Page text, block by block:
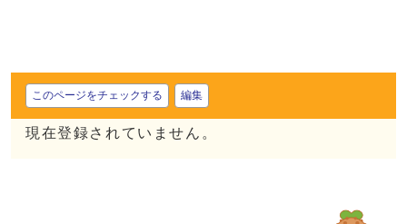
このページをチェックする 編集
現在登録されていません。